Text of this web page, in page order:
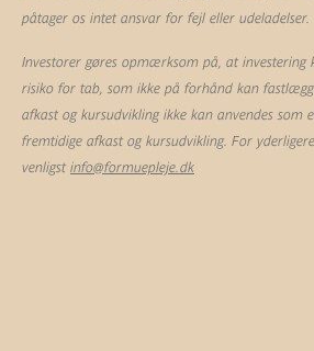
påtager os intet ansvar for fejl eller udeladelser.
Investorer gøres opmærksom på, at
risiko for tab, som ikke på forhånd kan
afkast og kursudvikling ikke kan anvendes som
fremtidige afkast og kursudvikling. For
venligst info@formuepleje.dk